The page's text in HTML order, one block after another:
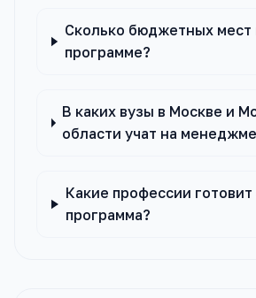
Сколько бюджетных мест
программе?
В каких вузы в Москве и
области учат на
Какие профессии готовит
программа?